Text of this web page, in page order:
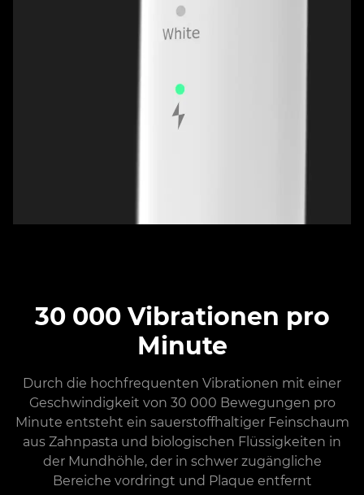
30 000 Vibrationen pro
Minute
Durch die hochfrequenten Vibrationen mit einer
Geschwindigkeit von 30 000 Bewegungen pro
Minute entsteht ein sauerstoffhaltiger Feinschaum
aus Zahnpasta und biologischen Flüssigkeiten in
der Mundhöhle, der in schwer zugängliche
Bereiche vordringt und Plaque entfernt